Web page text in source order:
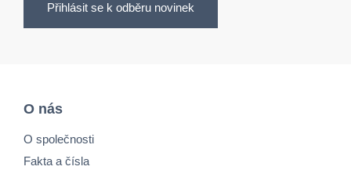
Přihlásit se k odběru novinek
O nás
O společnosti
Fakta a čísla